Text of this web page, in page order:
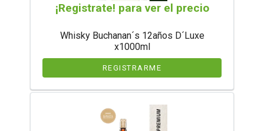
¡Registrate! para ver el precio
Whisky Buchanan´s 12años D´Luxe
x1000ml
REGISTRARME